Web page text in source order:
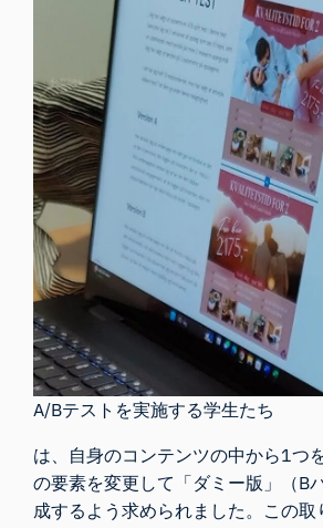
A/Bテストを実施する学生たち
は、自身のコンテンツの中から1つ
の要素を変更して「ダミー版」（B
成するよう求められました。この取